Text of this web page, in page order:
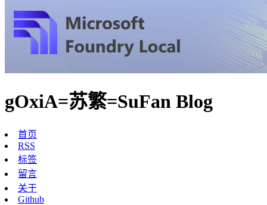
gOxiA=苏繁=SuFan Blog
首页
RSS
标签
留言
关于
Github